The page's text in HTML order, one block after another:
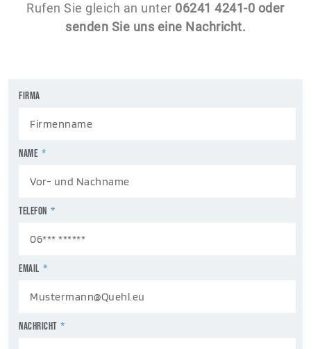
Rufen Sie gleich an unter 06241 4241-0 oder
senden Sie uns eine Nachricht.
Firma
NAME
TELEFON
EMAIL
NACHRICHT